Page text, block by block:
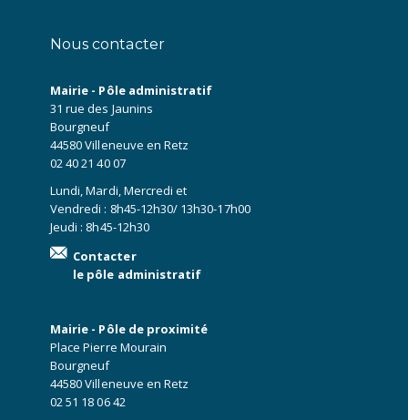
Nous contacter
Mairie - Pôle administratif
31 rue des Jaunins
Bourgneuf
44580 Villeneuve en Retz
02 40 21 40 07
Lundi, Mardi, Mercredi et
Vendredi : 8h45-12h30/ 13h30-17h00
Jeudi : 8h45-12h30
Contacter
le pôle administratif
Mairie - Pôle de proximité
Place Pierre Mourain
Bourgneuf
44580 Villeneuve en Retz
02 51 18 06 42